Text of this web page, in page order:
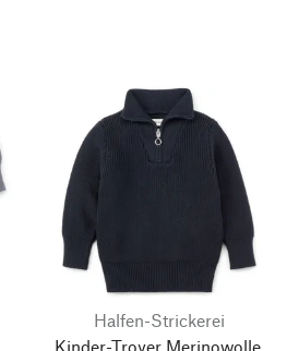
Halfen-Strickerei
Kinder-Troyer Merinowolle,